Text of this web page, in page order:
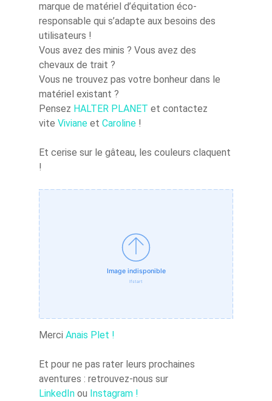
marque de matériel d’équitation éco-
responsable qui s’adapte aux besoins des
utilisateurs !
Vous avez des minis ? Vous avez des
chevaux de trait ?
Vous ne trouvez pas votre bonheur dans le
matériel existant ?
Pensez HALTER PLANET et contactez
vite Viviane et Caroline !
Et cerise sur le gâteau, les couleurs claquent
!
Merci Anais Plet !
Et pour ne pas rater leurs prochaines
aventures : retrouvez-nous sur
LinkedIn ou Instagram !